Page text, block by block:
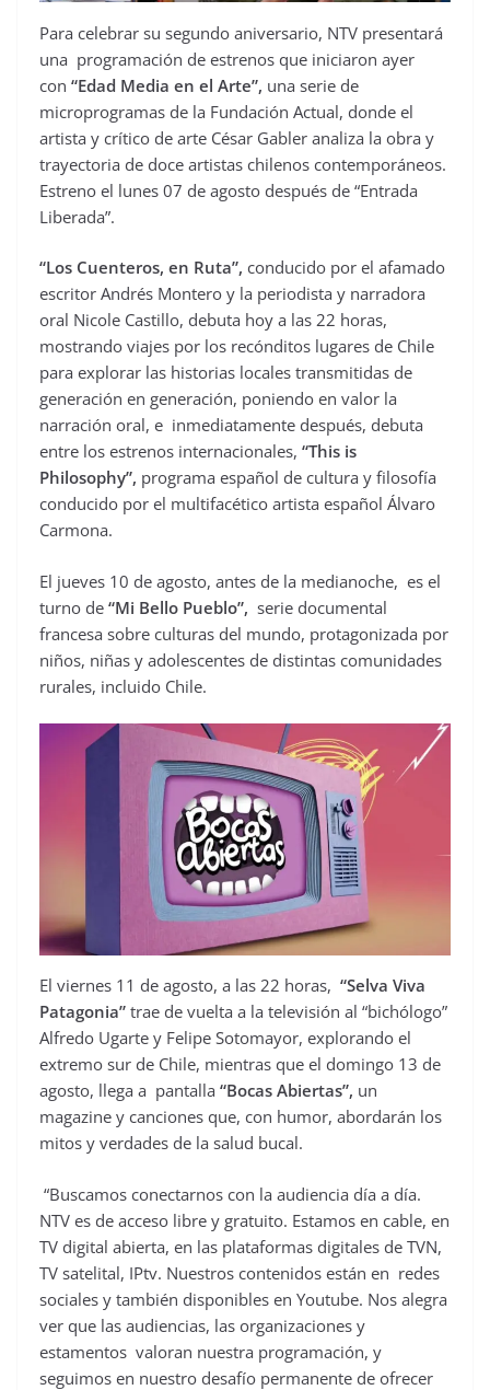
Para celebrar su segundo aniversario, NTV presentará
una programación de estrenos que iniciaron ayer
con “Edad Media en el Arte”, una serie de
microprogramas de la Fundación Actual, donde el
artista y crítico de arte César Gabler analiza la obra y
trayectoria de doce artistas chilenos contemporáneos.
Estreno el lunes 07 de agosto después de “Entrada
Liberada”.
“Los Cuenteros, en Ruta”, conducido por el afamado
escritor Andrés Montero y la periodista y narradora
oral Nicole Castillo, debuta hoy a las 22 horas,
mostrando viajes por los recónditos lugares de Chile
para explorar las historias locales transmitidas de
generación en generación, poniendo en valor la
narración oral, e inmediatamente después, debuta
entre los estrenos internacionales, “This is
Philosophy”, programa español de cultura y filosofía
conducido por el multifacético artista español Álvaro
Carmona.
El jueves 10 de agosto, antes de la medianoche, es el
turno de “Mi Bello Pueblo”, serie documental
francesa sobre culturas del mundo, protagonizada por
niños, niñas y adolescentes de distintas comunidades
rurales, incluido Chile.
El viernes 11 de agosto, a las 22 horas, “Selva Viva
Patagonia” trae de vuelta a la televisión al “bichólogo”
Alfredo Ugarte y Felipe Sotomayor, explorando el
extremo sur de Chile, mientras que el domingo 13 de
agosto, llega a pantalla “Bocas Abiertas”, un
magazine y canciones que, con humor, abordarán los
mitos y verdades de la salud bucal.
“Buscamos conectarnos con la audiencia día a día.
NTV es de acceso libre y gratuito. Estamos en cable, en
TV digital abierta, en las plataformas digitales de TVN,
TV satelital, IPtv. Nuestros contenidos están en redes
sociales y también disponibles en Youtube. Nos alegra
ver que las audiencias, las organizaciones y
estamentos valoran nuestra programación, y
seguimos en nuestro desafío permanente de ofrecer